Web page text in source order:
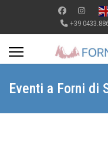
+39
Eventi a Forni di